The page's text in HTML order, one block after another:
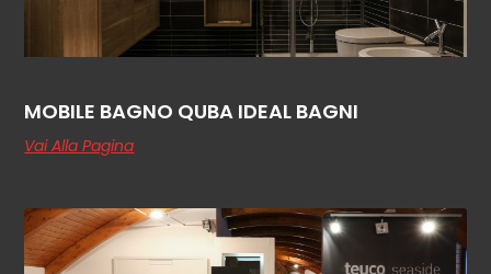
MOBILE BAGNO QUBA IDEAL BAGNI
Vai Alla Pagina